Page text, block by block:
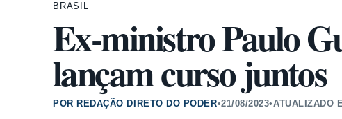
BRASIL
Ex-ministro Paulo
lançam curso juntos
POR REDAÇÃO DIRETO DO PODER•21/08/2023•ATUALIZADO